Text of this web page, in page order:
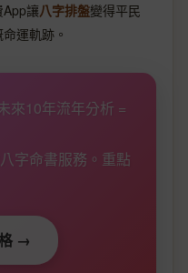
讓八字排盤變得平民
運軌跡。
來10年流年分析 =
字命書服務。重點
→